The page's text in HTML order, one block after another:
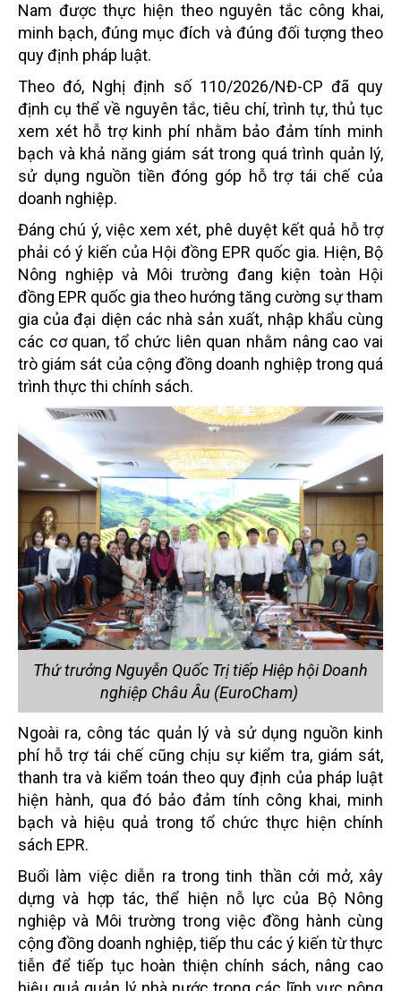
Nam được thực hiện theo nguyên tắc công khai,
minh bạch, đúng mục đích và đúng đối tượng theo
quy định pháp luật.
Theo đó, Nghị định số 110/2026/NĐ-CP đã quy
định cụ thể về nguyên tắc, tiêu chí, trình tự, thủ tục
xem xét hỗ trợ kinh phí nhằm bảo đảm tính minh
bạch và khả năng giám sát trong quá trình quản lý,
sử dụng nguồn tiền đóng góp hỗ trợ tái chế của
doanh nghiệp.
Đáng chú ý, việc xem xét, phê duyệt kết quả hỗ trợ
phải có ý kiến của Hội đồng EPR quốc gia. Hiện, Bộ
Nông nghiệp và Môi trường đang kiện toàn Hội
đồng EPR quốc gia theo hướng tăng cường sự tham
gia của đại diện các nhà sản xuất, nhập khẩu cùng
các cơ quan, tổ chức liên quan nhằm nâng cao vai
trò giám sát của cộng đồng doanh nghiệp trong quá
trình thực thi chính sách.
Thứ trưởng Nguyễn Quốc Trị tiếp Hiệp hội Doanh
nghiệp Châu Âu (EuroCham)
Ngoài ra, công tác quản lý và sử dụng nguồn kinh
phí hỗ trợ tái chế cũng chịu sự kiểm tra, giám sát,
thanh tra và kiểm toán theo quy định của pháp luật
hiện hành, qua đó bảo đảm tính công khai, minh
bạch và hiệu quả trong tổ chức thực hiện chính
sách EPR.
Buổi làm việc diễn ra trong tinh thần cởi mở, xây
dựng và hợp tác, thể hiện nỗ lực của Bộ Nông
nghiệp và Môi trường trong việc đồng hành cùng
cộng đồng doanh nghiệp, tiếp thu các ý kiến từ thực
tiễn để tiếp tục hoàn thiện chính sách, nâng cao